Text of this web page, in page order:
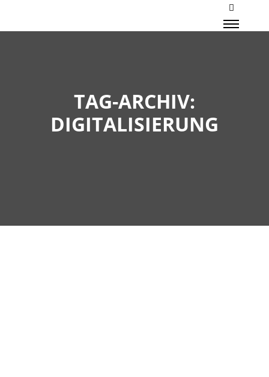
Mehr
TAG-ARCHIV:
DIGITALISIERUNG